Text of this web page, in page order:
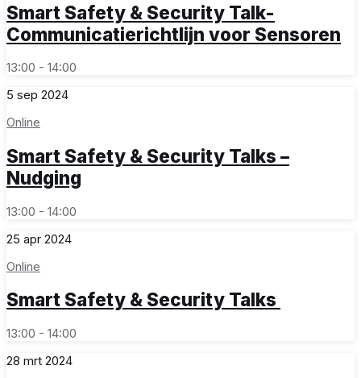
Smart Safety & Security Talk-
Communicatierichtlijn voor Sensoren
13:00 - 14:00
5 sep 2024
Online
Smart Safety & Security Talks –
Nudging
13:00 - 14:00
25 apr 2024
Online
Smart Safety & Security Talks
13:00 - 14:00
28 mrt 2024